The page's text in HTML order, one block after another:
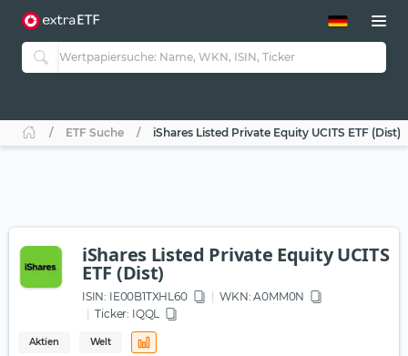
ETF-Guide 2.0
Guide Aktive ETFs
ETF-Sparpläne
ETF Suche iShares Listed Private Equity UCITS ETF (Dist)
iShares Listed Private Equity UCITS
ETF (Dist)
ISIN: IE00B1TXHL60 WKN: A0MM0N
Ticker: IQQL
Aktien Welt